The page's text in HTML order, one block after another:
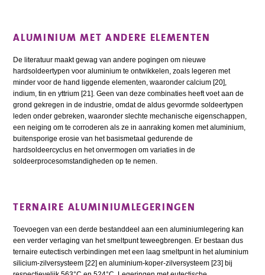
ALUMINIUM MET ANDERE ELEMENTEN
De literatuur maakt gewag van andere pogingen om nieuwe
hardsoldeertypen voor aluminium te ontwikkelen, zoals legeren met
minder voor de hand liggende elementen, waaronder calcium [20],
indium, tin en yttrium [21]. Geen van deze combinaties heeft voet aan de
grond gekregen in de industrie, omdat de aldus gevormde soldeertypen
leden onder gebreken, waaronder slechte mechanische eigenschappen,
een neiging om te corroderen als ze in aanraking komen met aluminium,
buitensporige erosie van het basismetaal gedurende de
hardsoldeercyclus en het onvermogen om variaties in de
soldeerprocesomstandigheden op te nemen.
TERNAIRE ALUMINIUMLEGERINGEN
Toevoegen van een derde bestanddeel aan een aluminiumlegering kan
een verder verlaging van het smeltpunt teweegbrengen. Er bestaan dus
ternaire eutectisch verbindingen met een laag smeltpunt in het aluminium
silicium-zilversysteem [22] en aluminium-koper-zilversysteem [23] bij